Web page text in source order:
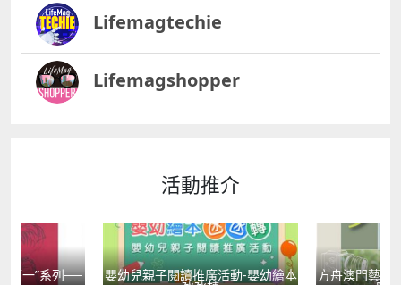
Lifemagtechie
Lifemagshopper
活動推介
第一”系列── 嬰幼兒親子閱讀推廣活動-嬰幼繪本 方舟澳門藝術